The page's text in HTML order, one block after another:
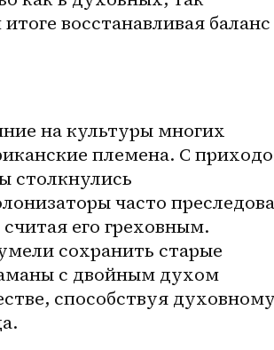
восстанавливая баланс
на культуры многих
племена. С
столкнулись
часто
его греховным.
сохранить старые
с двойным духом
способствуя духовному